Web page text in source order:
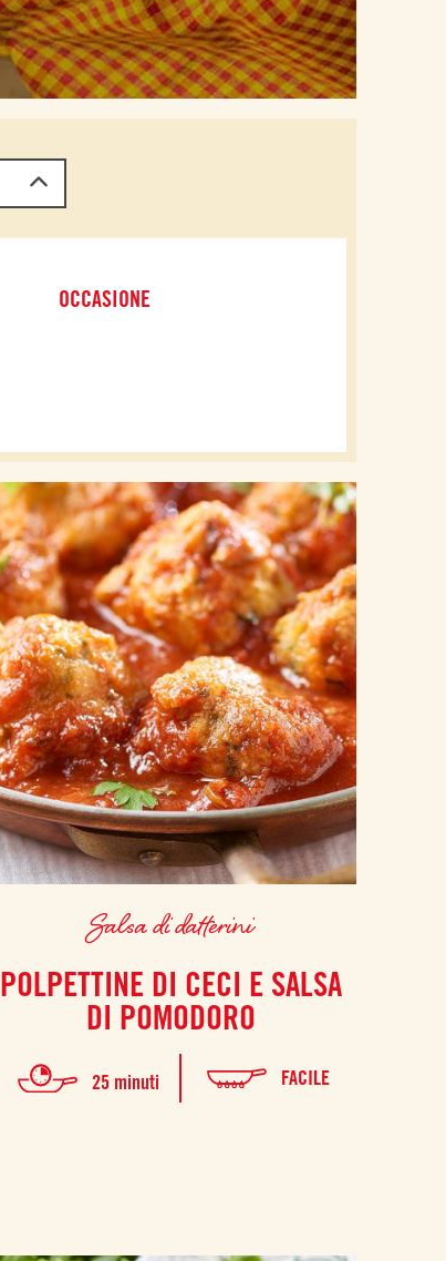
OCCASIONE
Salsa di datterini
POLPETTINE DI CECI E SALSA
DI POMODORO
25 minuti FACILE